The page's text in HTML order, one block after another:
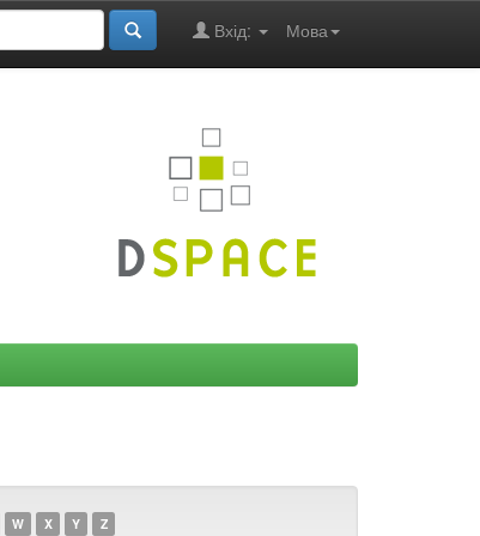
Мова
Вхід:
W X Y Z